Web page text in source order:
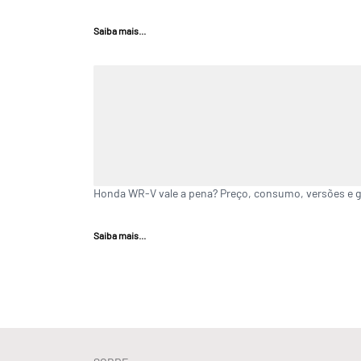
Saiba mais...
Honda WR-V vale a pena? Preço, consumo, versões e
Saiba mais...